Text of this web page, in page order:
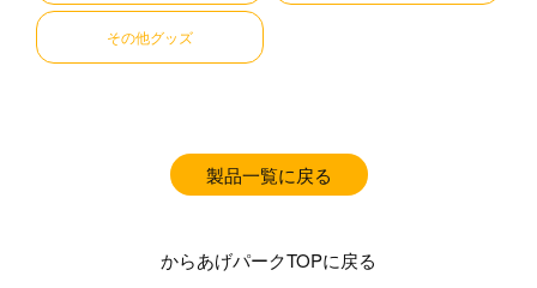
その他グッズ
製品一覧に戻る
からあげパークTOPに戻る